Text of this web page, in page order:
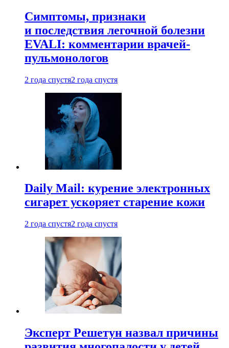
Симптомы, признаки
и последствия легочной болезни
EVALI: комментарии врачей-
пульмонологов
2 года спустя2 года спустя
Daily Mail: курение электронных
сигарет ускоряет старение кожи
2 года спустя2 года спустя
Эксперт Решетун назвал причины